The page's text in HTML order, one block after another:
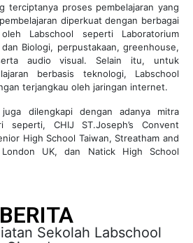
terciptanya proses pembelajaran yang
diperkuat dengan berbagai
Labschool seperti Laboratorium
Biologi, perpustakaan, greenhouse,
audio visual. Selain itu, untuk
berbasis teknologi, Labschool
terjangkau oleh jaringan internet.
juga dilengkapi dengan adanya mitra
CHIJ ST.Joseph’s Convent
High School Taiwan, Streatham and
UK, dan Natick High School
BERITA
Sekolah Labschool